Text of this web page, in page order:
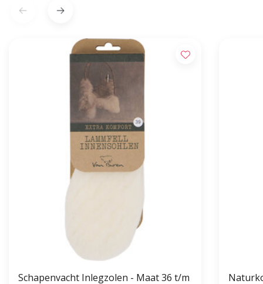
Schapenvacht Inlegzolen - Maat 36 t/m